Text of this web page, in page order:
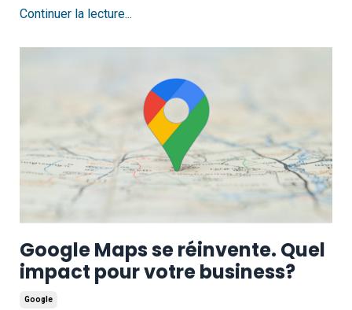
Continuer la lecture...
Google Maps se réinvente. Quel
impact pour votre business?
Google